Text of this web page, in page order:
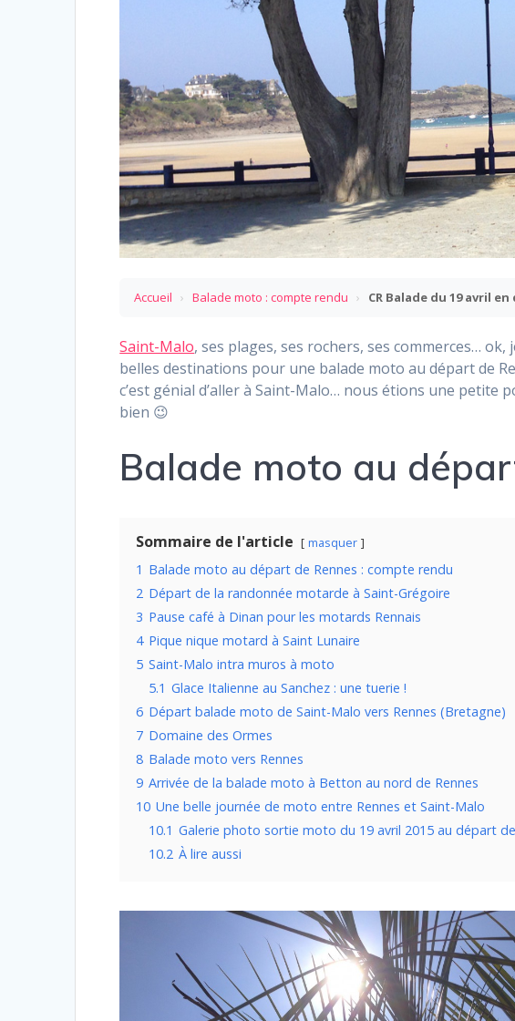
Accueil › Balade moto : compte rendu › CR Balade du 19 avril
Saint-Malo, ses plages, ses rochers, ses commerces… ok,
belles destinations pour une balade moto au départ de
c’est génial d’aller à Saint-Malo… nous étions une
bien 😉
Balade moto au
Sommaire de l'article masquer
1 Balade moto au départ de Rennes : compte rendu
2 Départ de la randonnée motarde à Saint-Grégoire
3 Pause café à Dinan pour les motards Rennais
4 Pique nique motard à Saint Lunaire
5 Saint-Malo intra muros à moto
5.1 Glace Italienne au Sanchez : une tuerie !
6 Départ balade moto de Saint-Malo vers Rennes (Bretagne)
7 Domaine des Ormes
8 Balade moto vers Rennes
9 Arrivée de la balade moto à Betton au nord de Rennes
10 Une belle journée de moto entre Rennes et Saint-Malo
10.1 Galerie photo sortie moto du 19 avril 2015 au départ
10.2 À lire aussi